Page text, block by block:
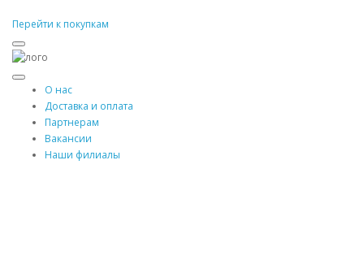
Перейти к покупкам
О нас
Доставка и оплата
Партнерам
Вакансии
Наши филиалы